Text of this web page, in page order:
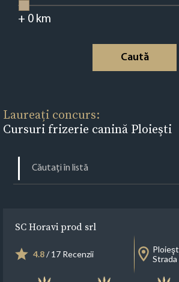
+ 0km
Caută
Laureați concurs:
Cursuri frizerie canină Ploieşti
SC Horavi prod srl
4.8/ 17 Recenzii